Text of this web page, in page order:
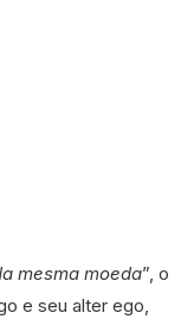
mesma moeda”, o
e seu alter ego,